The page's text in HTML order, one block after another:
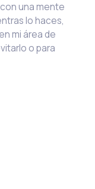
una mente
lo haces,
mi área de
o para